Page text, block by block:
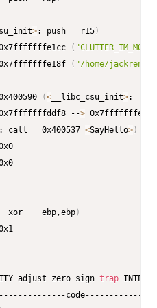
>: push   r15)
(
( "/home/jackren/
(< __libc_csu_init>:
-->
: call   0x400537 <SayHello>)
xor    ebp,ebp)
adjust zero sign trap